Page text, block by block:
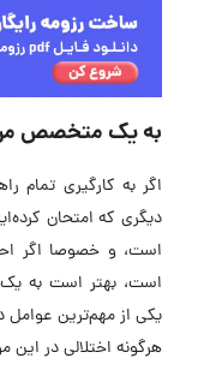
به یک متخصص
اگر به کارگیری تمام
دیگری که امتحان
است، و خصوصا اگر
است، بهتر است به
یکی از مهم‌ترین
هرگونه اختلالی در این